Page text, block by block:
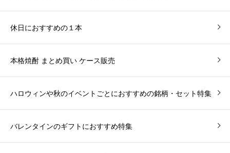
休日におすすめの１本
本格焼酎 まとめ買い ケース販売
ハロウィンや秋のイベントごとにおすすめの銘柄・セット特集
バレンタインのギフトにおすすめ特集